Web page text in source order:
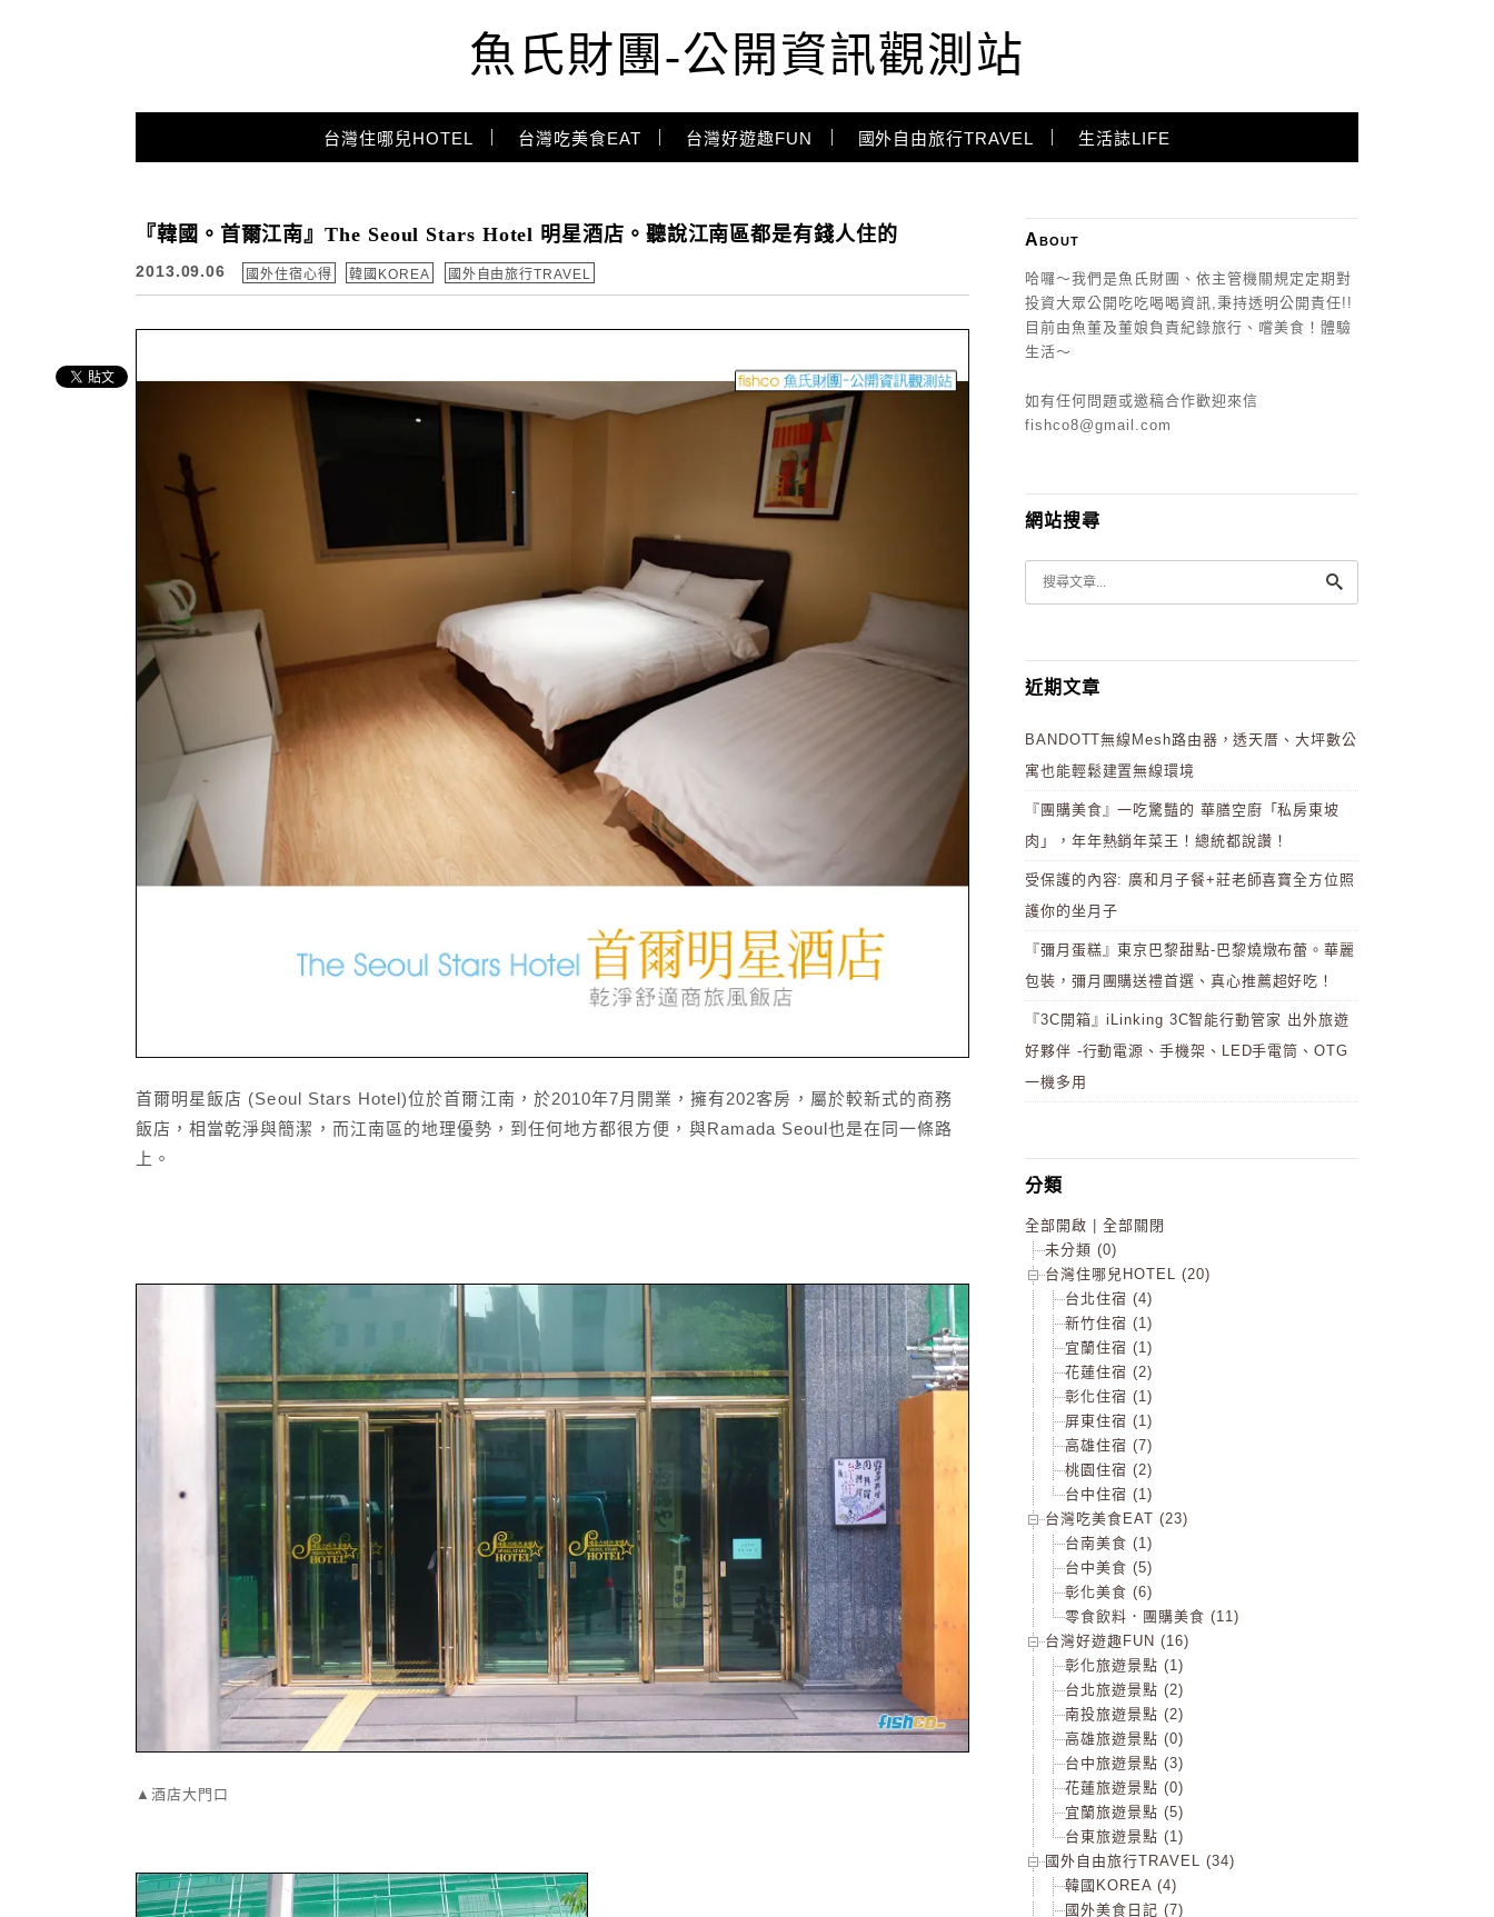
魚氏財團-公開資訊觀測站
台灣住哪兒HOTEL 台灣吃美食EAT 台灣好遊趣FUN 國外自由旅行TRAVEL 生活誌LIFE
『韓國。首爾江南』The Seoul Stars Hotel 明星酒店。聽說江南區都是有錢人住的
2013.09.06 國外住宿心得 韓國KOREA 國外自由旅行TRAVEL
首爾明星飯店 (Seoul Stars Hotel)位於首爾江南，於2010年7月開業，擁有202客房，屬於較新式的商務
飯店，相當乾淨與簡潔，而江南區的地理優勢，到任何地方都很方便，與Ramada Seoul也是在同一條路
上。
▲酒店大門口
About
哈囉～我們是魚氏財團、依主管機關規定定期對
投資大眾公開吃吃喝喝資訊,秉持透明公開責任!!
目前由魚董及董娘負責紀錄旅行、嚐美食！體驗
生活～
如有任何問題或邀稿合作歡迎來信
fishco8@gmail.com
網站搜尋
近期文章
BANDOTT無線Mesh路由器，透天厝、大坪數公
寓也能輕鬆建置無線環境
『團購美食』一吃驚豔的 華膳空廚「私房東坡
肉」，年年熱銷年菜王！總統都說讚！
受保護的內容: 廣和月子餐+莊老師喜寶全方位照
護你的坐月子
『彌月蛋糕』東京巴黎甜點-巴黎燒燉布蕾。華麗
包裝，彌月團購送禮首選、真心推薦超好吃！
『3C開箱』iLinking 3C智能行動管家 出外旅遊
好夥伴 -行動電源、手機架、LED手電筒、OTG
一機多用
分類
全部開啟
全部關閉
未分類 (0)
台灣住哪兒HOTEL (20)
台北住宿 (4)
新竹住宿 (1)
宜蘭住宿 (1)
花蓮住宿 (2)
彰化住宿 (1)
屏東住宿 (1)
高雄住宿 (7)
桃園住宿 (2)
台中住宿 (1)
台灣吃美食EAT (23)
台南美食 (1)
台中美食 (5)
彰化美食 (6)
零食飲料．團購美食 (11)
台灣好遊趣FUN (16)
彰化旅遊景點 (1)
台北旅遊景點 (2)
南投旅遊景點 (2)
高雄旅遊景點 (0)
台中旅遊景點 (3)
花蓮旅遊景點 (0)
宜蘭旅遊景點 (5)
台東旅遊景點 (1)
國外自由旅行TRAVEL (34)
韓國KOREA (4)
國外美食日記 (7)